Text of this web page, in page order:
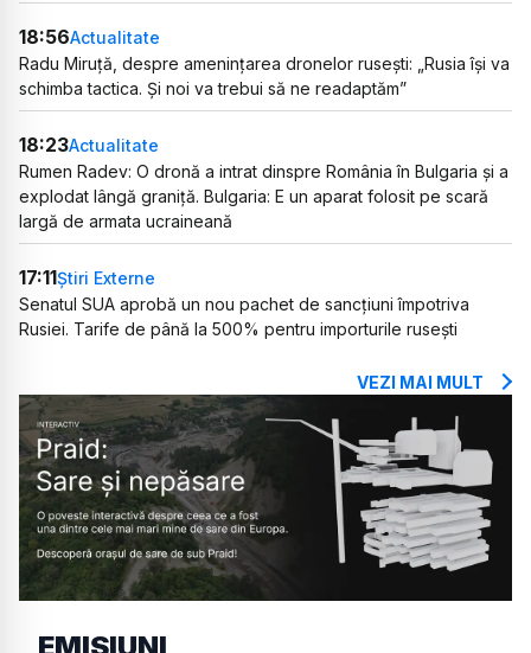
18:56Actualitate
Radu Miruță, despre amenințarea dronelor rusești: „Rusia își va
schimba tactica. Și noi va trebui să ne readaptăm”
18:23Actualitate
Rumen Radev: O dronă a intrat dinspre România în Bulgaria și a
explodat lângă graniță. Bulgaria: E un aparat folosit pe scară
largă de armata ucraineană
17:11Știri Externe
Senatul SUA aprobă un nou pachet de sancțiuni împotriva
Rusiei. Tarife de până la 500% pentru importurile rusești
VEZI MAI MULT
EMISIUNI